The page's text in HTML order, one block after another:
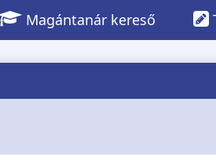
Magántanár kereső